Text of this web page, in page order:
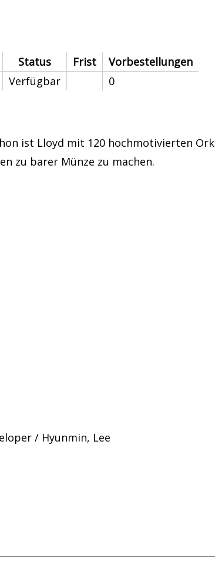
Status Frist
Vorbestellungen
Verfügbar 0
ist Lloyd mit 120 hochmotivierten
zu barer Münze zu machen.
/ Hyunmin, Lee